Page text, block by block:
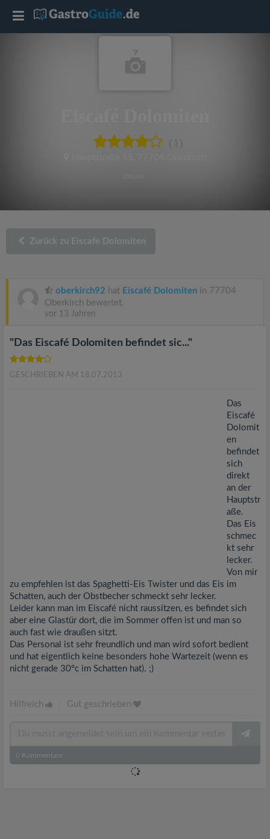
(1)
Zurück zu Eiscafé Dolomiten
oberkirch92 hat Eiscafé Dolomiten in 77704
Oberkirch bewertet.
vor 13 Jahren
"Das Eiscafé Dolomiten befindet sic..."
GESCHRIEBEN AM 18.07.2013
Das
Eiscafé
Dolomit
en
befindet
sich
direkt
an der
Hauptstr
aße.
Das Eis
schmec
kt sehr
lecker.
Von mir
zu empfehlen ist das Spaghetti-Eis Twister und das Eis im
Schatten, auch der Obstbecher schmeckt sehr lecker.
Leider kann man im Eiscafé nicht raussitzen, es befindet sich
aber eine Glastür dort, die im Sommer offen ist und man so
auch fast wie draußen sitzt.
Das Personal ist sehr freundlich und man wird sofort bedient
und hat eigentlich keine besonders hohe Wartezeit (wenn es
nicht gerade 30°c im Schatten hat). ;)
Hilfreich Gut geschrieben
0 Kommentare
T